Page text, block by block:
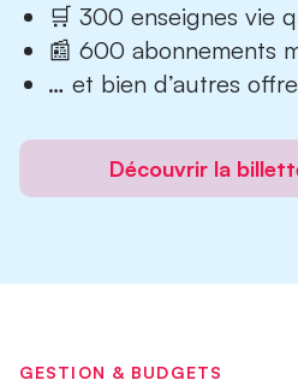
🛒 300 enseignes vie
📰 600 abonnements
… et bien d’autres
Découvrir la
GESTION & BUDGETS